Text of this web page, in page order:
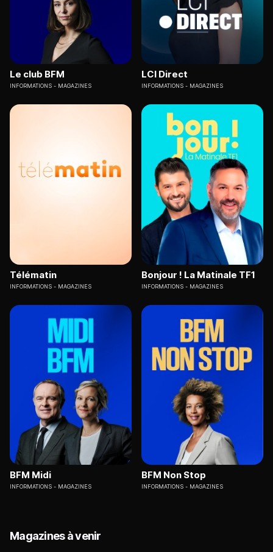
Le club BFM
INFORMATIONS MAGAZINES
LCI Direct
INFORMATIONS MAGAZINES
Télématin
INFORMATIONS MAGAZINES
Bonjour ! La Matinale TF1
INFORMATIONS MAGAZINES
BFM Midi
INFORMATIONS MAGAZINES
BFM Non Stop
INFORMATIONS MAGAZINES
Magazines à venir